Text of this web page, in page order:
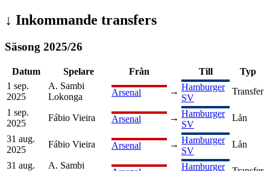
↓ Inkommande transfers
Säsong 2025/26
Datum Spelare Från Till
Typ
1 sep.
2025
A. Sambi
Lokonga
Arsenal → Hamburger
SV
Transfer
1 sep.
2025
Fábio Vieira Arsenal → Hamburger
SV
Lån
31 aug.
2025
Fábio Vieira Arsenal → Hamburger
SV
Lån
31 aug.
A. Sambi
Hamburger